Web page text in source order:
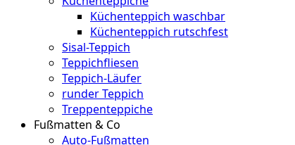
Küchenteppich waschbar
Küchenteppich rutschfest
Sisal-Teppich
Teppichfliesen
Teppich-Läufer
runder Teppich
Treppenteppiche
Fußmatten & Co
Auto-Fußmatten